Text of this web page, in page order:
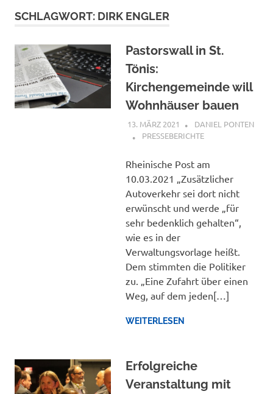
SCHLAGWORT: DIRK ENGLER
Pastorswall in St.
Tönis:
Kirchengemeinde will
Wohnhäuser bauen
13. MÄRZ 2021
DANIEL PONTEN
PRESSEBERICHTE
Rheinische Post am
10.03.2021 „Zusätzlicher
Autoverkehr sei dort nicht
erwünscht und werde „für
sehr bedenklich gehalten“,
wie es in der
Verwaltungsvorlage heißt.
Dem stimmten die Politiker
zu. „Eine Zufahrt über einen
Weg, auf dem jeden[…]
WEITERLESEN
Erfolgreiche
Veranstaltung mit